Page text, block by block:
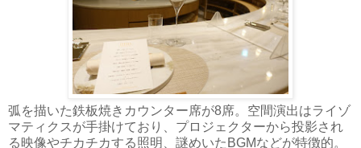
弧を描いた鉄板焼きカウンター席が8席。空間演出はライゾ
マティクスが手掛けており、プロジェクターから投影され
る映像やチカチカする照明、謎めいたBGMなどが特徴的。